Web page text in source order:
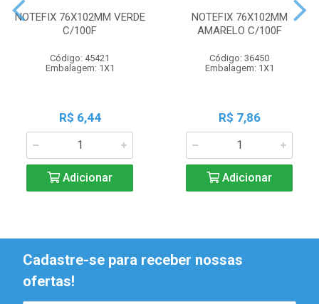
NOTEFIX 76X102MM VERDE
C/100F
Código: 45421
Embalagem: 1X1
R$ 6,44
Adicionar
NOTEFIX 76X102MM
AMARELO C/100F
Código: 36450
Embalagem: 1X1
R$ 7,86
Adicionar
Cadastre-se para receber nossas
ofertas!